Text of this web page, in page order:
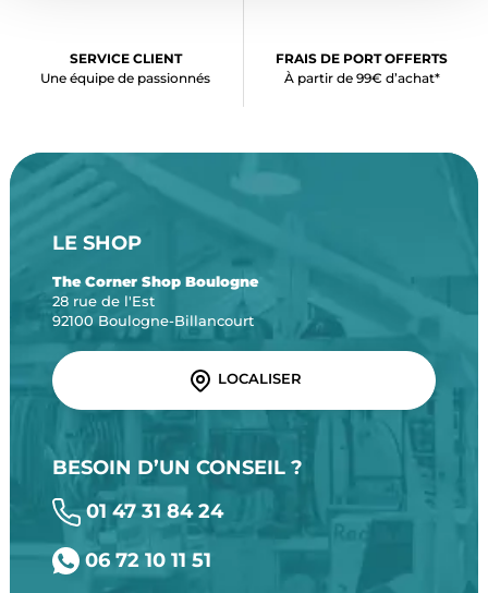
SERVICE CLIENT
Une équipe de passionnés
FRAIS DE PORT OFFERTS
À partir de 99€ d’achat*
LE SHOP
The Corner Shop Boulogne
28 rue de l'Est
92100 Boulogne-Billancourt
LOCALISER
BESOIN D’UN CONSEIL ?
01 47 31 84 24
06 72 10 11 51